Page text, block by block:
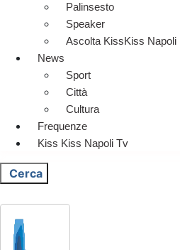
Palinsesto
Speaker
Ascolta KissKiss Napoli
News
Sport
Città
Cultura
Frequenze
Kiss Kiss Napoli Tv
Cerca